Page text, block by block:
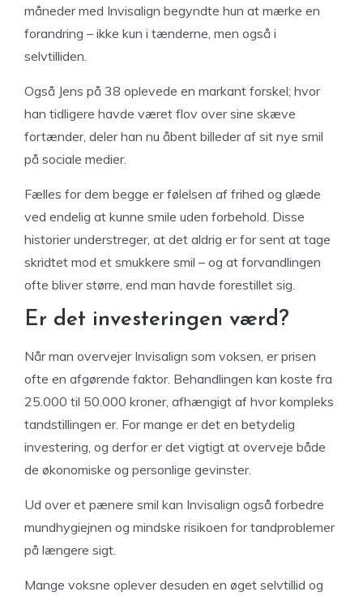
måneder med Invisalign begyndte hun at mærke en
forandring – ikke kun i tænderne, men også i
selvtilliden.
Også Jens på 38 oplevede en markant forskel; hvor
han tidligere havde været flov over sine skæve
fortænder, deler han nu åbent billeder af sit nye smil
på sociale medier.
Fælles for dem begge er følelsen af frihed og glæde
ved endelig at kunne smile uden forbehold. Disse
historier understreger, at det aldrig er for sent at tage
skridtet mod et smukkere smil – og at forvandlingen
ofte bliver større, end man havde forestillet sig.
Er det investeringen værd?
Når man overvejer Invisalign som voksen, er prisen
ofte en afgørende faktor. Behandlingen kan koste fra
25.000 til 50.000 kroner, afhængigt af hvor kompleks
tandstillingen er. For mange er det en betydelig
investering, og derfor er det vigtigt at overveje både
de økonomiske og personlige gevinster.
Ud over et pænere smil kan Invisalign også forbedre
mundhygiejnen og mindske risikoen for tandproblemer
på længere sigt.
Mange voksne oplever desuden en øget selvtillid og